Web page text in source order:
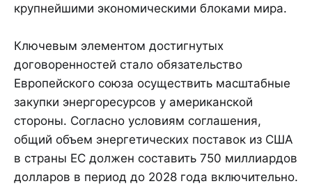
крупнейшими экономическими блоками мира.
Ключевым элементом достигнутых
договоренностей стало обязательство
Европейского союза осуществить масштабные
закупки энергоресурсов у американской
стороны. Согласно условиям соглашения,
общий объем энергетических поставок из США
в страны ЕС должен составить 750 миллиардов
долларов в период до 2028 года включительно.